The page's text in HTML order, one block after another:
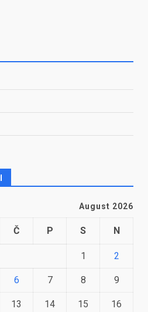
August 2026
Č P S N
1 2
6 7 8 9
13 14 15 16